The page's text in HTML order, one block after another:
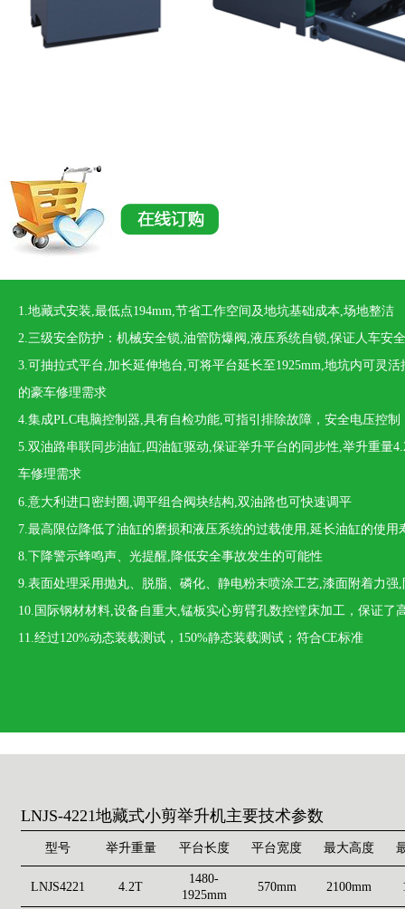
1.地藏式安装,最低点194mm,节省工作空间及地坑基础成本,场地整洁
2.三级安全防护：机械安全锁,油管防爆阀,液压系统自锁,保证人车安全
3.可抽拉式平台,加长延伸地台,可将平台延长至1925mm,地坑内可灵
的豪车修理需求
4.集成PLC电脑控制器,具有自检功能,可指引排除故障，安全电压控制
5.双油路串联同步油缸,四油缸驱动,保证举升平台的同步性,举升重量
车修理需求
6.意大利进口密封圈,调平组合阀块结构,双油路也可快速调平
7.最高限位降低了油缸的磨损和液压系统的过载使用,延长油缸的使用
8.下降警示蜂鸣声、光提醒,降低安全事故发生的可能性
9.表面处理采用抛丸、脱脂、磷化、静电粉末喷涂工艺,漆面附着力强
10. 国际钢材材料,设备自重大,锰板实心剪臂孔数控镗床加工，保证了
11.经过120%动态装载测试， 150%静态装载测试；符合CE标准
LNJS-4221地藏式小剪举升机主要技术参数
型号 举升重量 平台长度 平台宽度 最大高度
LNJS4221 4.2T
1480-
1925mm
570mm 2100mm